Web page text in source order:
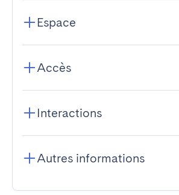
Espace
Accès
Interactions
Autres informations